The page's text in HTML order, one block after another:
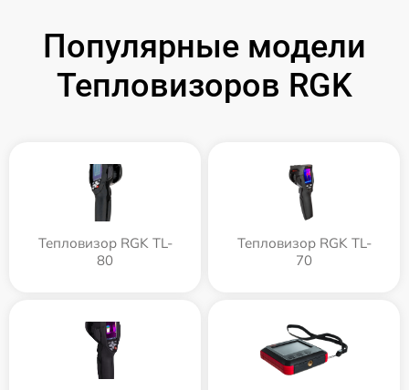
Популярные модели
Тепловизоров RGK
Тепловизор RGK TL-
80
Тепловизор RGK TL-
70